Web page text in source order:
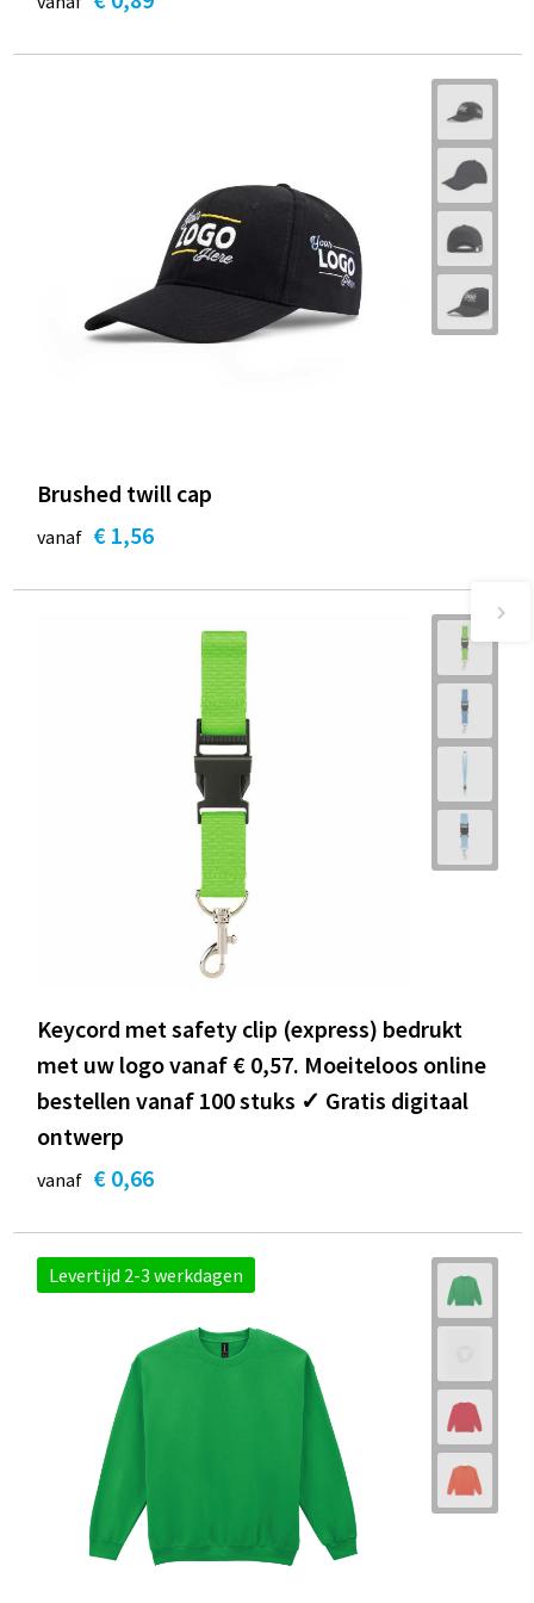
Brushed twill cap
vanaf € 1,56
Keycord met safety clip (express) bedrukt
met uw logo vanaf € 0,57. Moeiteloos online
bestellen vanaf 100 stuks ✓ Gratis digitaal
ontwerp
vanaf € 0,66
Levertijd 2-3 werkdagen